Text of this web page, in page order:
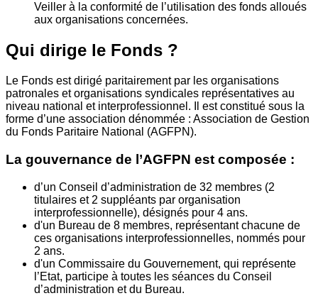
Veiller à la conformité de l’utilisation des fonds alloués
aux organisations concernées.
Qui dirige le Fonds ?
Le Fonds est dirigé paritairement par les organisations
patronales et organisations syndicales représentatives au
niveau national et interprofessionnel. Il est constitué sous la
forme d’une association dénommée : Association de Gestion
du Fonds Paritaire National (AGFPN).
La gouvernance de l’AGFPN est composée :
d’un Conseil d’administration de 32 membres (2
titulaires et 2 suppléants par organisation
interprofessionnelle), désignés pour 4 ans.
d'un Bureau de 8 membres, représentant chacune de
ces organisations interprofessionnelles, nommés pour
2 ans.
d'un Commissaire du Gouvernement, qui représente
l’Etat, participe à toutes les séances du Conseil
d’administration et du Bureau.